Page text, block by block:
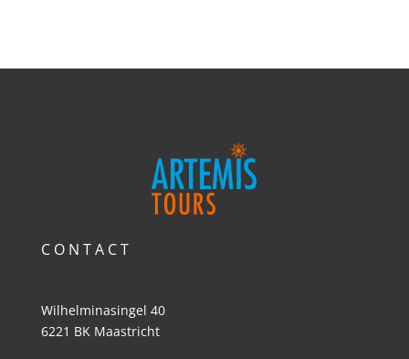
C O N T A C T
Wilhelminasingel 40
6221 BK Maastricht